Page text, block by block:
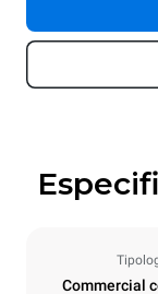
Commercial